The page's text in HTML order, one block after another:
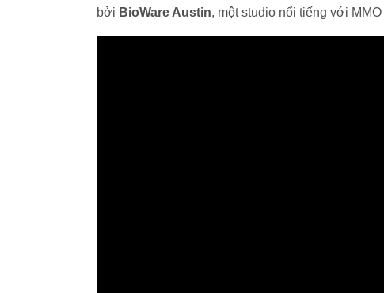
bởi BioWare Austin, một studio nổi tiếng với MMO